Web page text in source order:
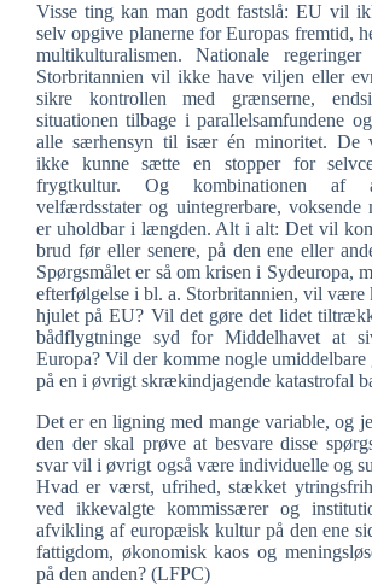
Visse ting kan man godt fastslå: EU vil
selv opgive planerne for Europas fremtid,
multikulturalismen. Nationale
Storbritannien vil ikke have viljen eller
sikre kontrollen med grænserne,
situationen tilbage i parallelsamfundene
alle særhensyn til især én minoritet. De
ikke kunne sætte en stopper for
frygtkultur. Og kombinationen af
velfærdsstater og uintegrerbare, voksende
er uholdbar i længden. Alt i alt: Det vil
brud før eller senere, på den ene eller
Spørgsmålet er så om krisen i Sydeuropa,
efterfølgelse i bl. a. Storbritannien, vil være
hjulet på EU? Vil det gøre det lidet
bådflygtninge syd for Middelhavet at
Europa? Vil der komme nogle umiddelbare
på en i øvrigt skrækindjagende katastrofal
Det er en ligning med mange variable, og
den der skal prøve at besvare disse
svar vil i øvrigt også være individuelle og
Hvad er værst, ufrihed, stækket
ved ikkevalgte kommissærer og
afvikling af europæisk kultur på den ene
fattigdom, økonomisk kaos og
på den anden? (LFPC)